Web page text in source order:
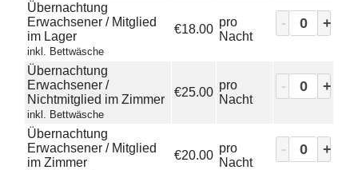
Übernachtung
Erwachsener / Mitglied
im Lager
inkl. Bettwäsche
€18.00
pro
Nacht
- +
Übernachtung
Erwachsener /
Nichtmitglied im Zimmer
inkl. Bettwäsche
€25.00
pro
Nacht
- +
Übernachtung
Erwachsener / Mitglied
im Zimmer
€20.00
pro
Nacht
- +